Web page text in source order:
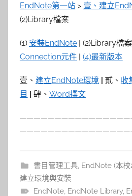
EndNote第一站 > 壹、建立
(2)Library檔案
(1) 安裝EndNote | (2)Library檔
Connection元件 | (4)最新版本
壹、 建立EndNote環境 | 貳、 收
目 | 肆、 Word撰文
書目管理工具, EndNote (本校
建立環境與安裝
EndNote, EndNote Library,